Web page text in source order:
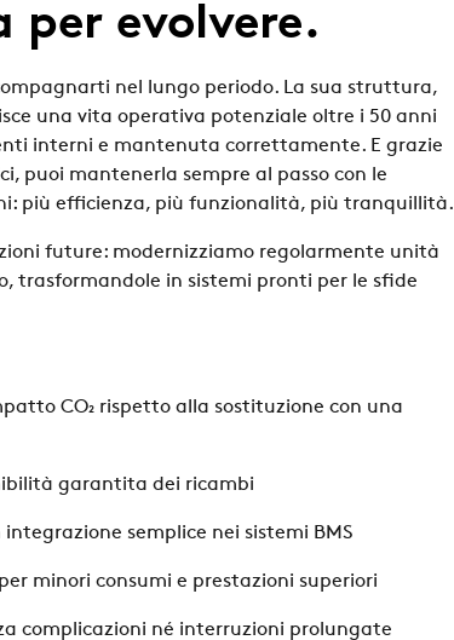
evolvere.
nel lungo periodo. La sua struttura,
una vita operativa potenziale oltre i 50 anni
interni e mantenuta correttamente. E grazie
, puoi mantenerla sempre al passo con le
più efficienza, più funzionalità, più tranquillità.
future: modernizziamo regolarmente unità
, trasformandole in sistemi pronti per le sfide
CO₂ rispetto alla sostituzione con una
garantita dei ricambi
integrazione semplice nei sistemi BMS
minori consumi e prestazioni superiori
complicazioni né interruzioni prolungate